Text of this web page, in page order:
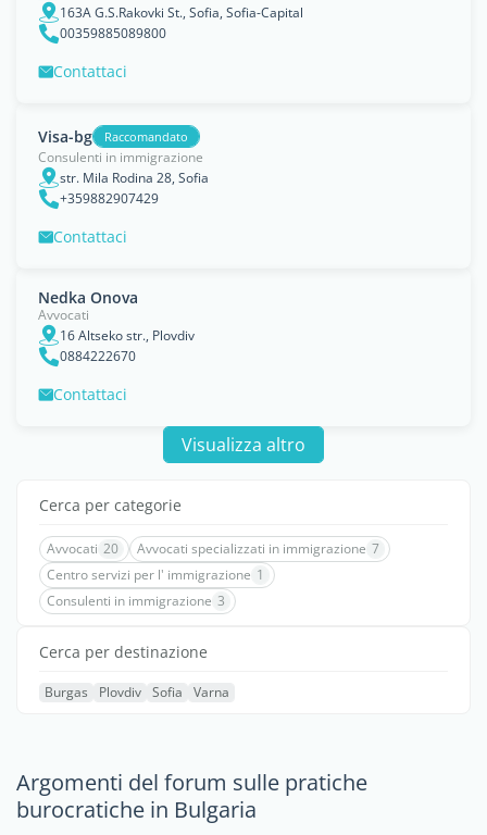
163A G.S.Rakovki St., Sofia, Sofia-Capital
00359885089800
Contattaci
Visa-bg Raccomandato
Consulenti in immigrazione
str. Mila Rodina 28, Sofia
+359882907429
Contattaci
Nedka Onova
Avvocati
16 Altseko str., Plovdiv
0884222670
Contattaci
Visualizza altro
Cerca per categorie
Avvocati 20 Avvocati specializzati in immigrazione 7
Centro servizi per l' immigrazione 1
Consulenti in immigrazione 3
Cerca per destinazione
Burgas Plovdiv Sofia Varna
Argomenti del forum sulle pratiche
burocratiche in Bulgaria